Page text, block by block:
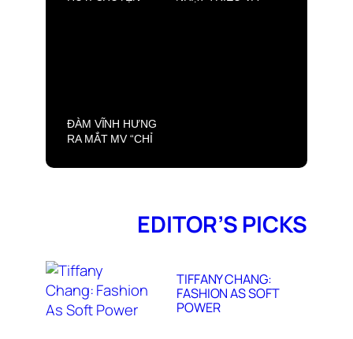
ĐÀM VĨNH HƯNG
RA MẮT MV “CHỈ
KHÓC”. CÂU
SINH CỦA NGƯỜIEDITOR’S PICKS
TIFFANY CHANG:
FASHION AS SOFT
POWER